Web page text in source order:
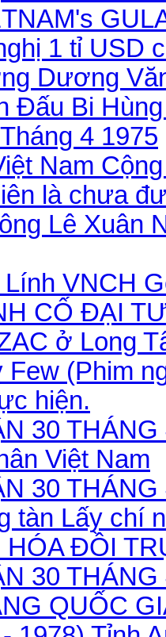
1 tỉ USD
Dương
Ðấu Bi
4 1975
Nam
là chưa
Lê Xuân
VNCH
CỐ ĐẠI
ở Long
Few (Phim
hiện.
30
Việt Nam
30
tàn Lấy chí
ĐỒI
30
QUỐC